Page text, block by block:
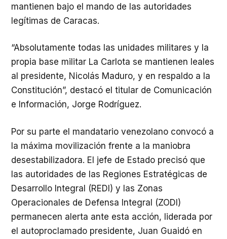
mantienen bajo el mando de las autoridades
legítimas de Caracas.
“Absolutamente todas las unidades militares y la
propia base militar La Carlota se mantienen leales
al presidente, Nicolás Maduro, y en respaldo a la
Constitución”, destacó el titular de Comunicación
e Información, Jorge Rodríguez.
Por su parte el mandatario venezolano convocó a
la máxima movilización frente a la maniobra
desestabilizadora. El jefe de Estado precisó que
las autoridades de las Regiones Estratégicas de
Desarrollo Integral (REDI) y las Zonas
Operacionales de Defensa Integral (ZODI)
permanecen alerta ante esta acción, liderada por
el autoproclamado presidente, Juan Guaidó en